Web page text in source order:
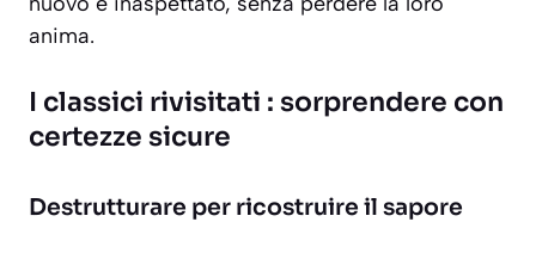
anima.
I classici rivisitati : sorprendere con
certezze sicure
Destrutturare per ricostruire il sapore